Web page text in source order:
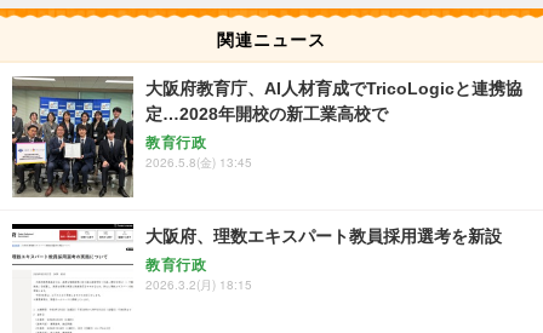
関連ニュース
大阪府教育庁、AI人材育成でTricoLogicと連携協
定…2028年開校の新工業高校で
教育行政
2026.5.8(金) 13:45
大阪府、理数エキスパート教員採用選考を新設
教育行政
2026.3.2(月) 18:15